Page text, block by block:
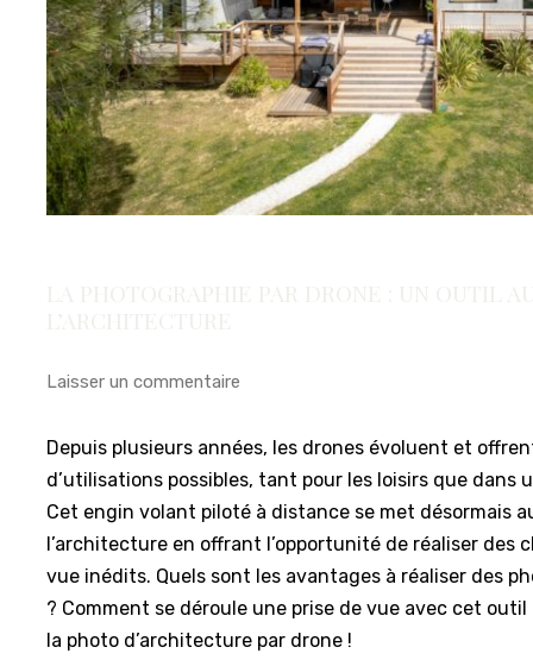
Laisser un commentaire
Depuis plusieurs années, les drones évoluent et
d’utilisations possibles, tant pour les loisirs que dans
Cet engin volant piloté à distance se met désormais
l’architecture en offrant l’opportunité de réaliser des
vue inédits. Quels sont les avantages à réaliser des
? Comment se déroule une prise de vue avec cet
la photo d’architecture par drone !